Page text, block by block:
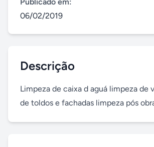
06/02/2019
Descrição
Limpeza de caixa d aguá limpeza de
de toldos e fachadas limpeza pós